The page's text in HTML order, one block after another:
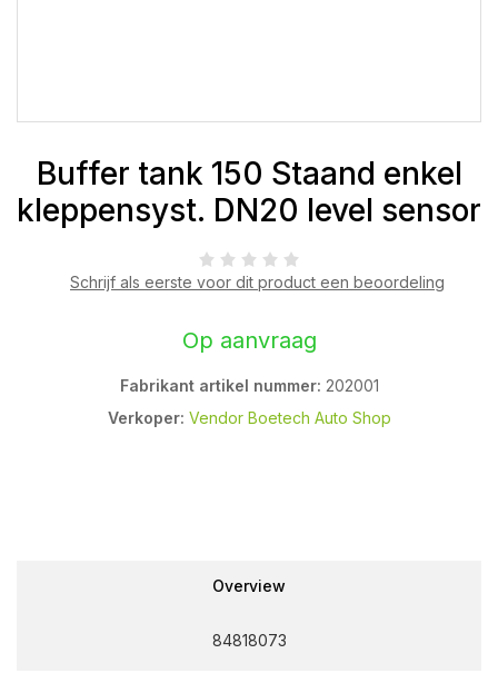
Buffer tank 150 Staand enkel
kleppensyst. DN20 level sensor
Schrijf als eerste voor dit product een beoordeling
Op aanvraag
Fabrikant artikel nummer: 202001
Verkoper: Vendor Boetech Auto Shop
Overview
84818073